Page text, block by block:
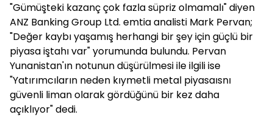
"Gümüşteki kazanç çok fazla süpriz olmamalı" diyen
ANZ Banking Group Ltd. emtia analisti Mark Pervan;
"Değer kaybı yaşamış herhangi bir şey için güçlü bir
piyasa iştahı var" yorumunda bulundu. Pervan
Yunanistan'ın notunun düşürülmesi ile ilgili ise
"Yatırımcıların neden kıymetli metal piyasaısnı
güvenli liman olarak gördüğünü bir kez daha
açıklıyor" dedi.